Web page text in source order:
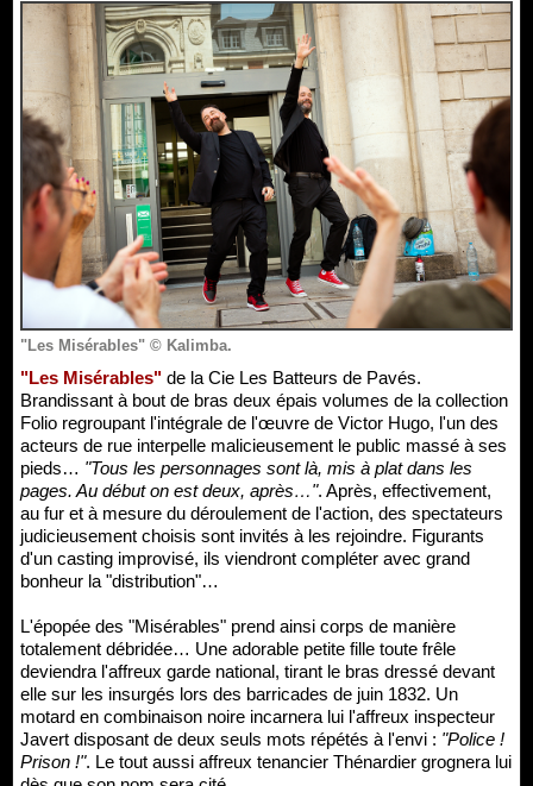
"Les Misérables" © Kalimba.
"Les Misérables" de la Cie Les Batteurs de Pavés.
Brandissant à bout de bras deux épais volumes de la collection
Folio regroupant l'intégrale de l'œuvre de Victor Hugo, l'un des
acteurs de rue interpelle malicieusement le public massé à ses
pieds… "Tous les personnages sont là, mis à plat dans les
pages. Au début on est deux, après…". Après, effectivement,
au fur et à mesure du déroulement de l'action, des spectateurs
judicieusement choisis sont invités à les rejoindre. Figurants
d'un casting improvisé, ils viendront compléter avec grand
bonheur la "distribution"…
L'épopée des "Misérables" prend ainsi corps de manière
totalement débridée… Une adorable petite fille toute frêle
deviendra l'affreux garde national, tirant le bras dressé devant
elle sur les insurgés lors des barricades de juin 1832. Un
motard en combinaison noire incarnera lui l'affreux inspecteur
Javert disposant de deux seuls mots répétés à l'envi : "Police !
Prison !". Le tout aussi affreux tenancier Thénardier grognera lui